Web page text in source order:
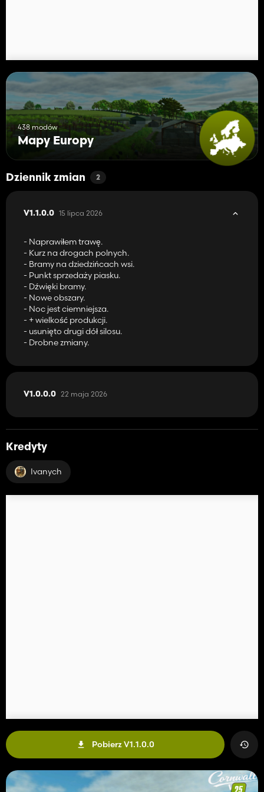
438 modów
Mapy Europy
Dziennik zmian 2
V1.1.0.0 15 lipca 2026
- Naprawiłem trawę.
- Kurz na drogach polnych.
- Bramy na dziedzińcach wsi.
- Punkt sprzedaży piasku.
- Dźwięki bramy.
- Nowe obszary.
- Noc jest ciemniejsza.
- + wielkość produkcji.
- usunięto drugi dół silosu.
- Drobne zmiany.
V1.0.0.0 22 maja 2026
Kredyty
Ivanych
Pobierz V1.1.0.0